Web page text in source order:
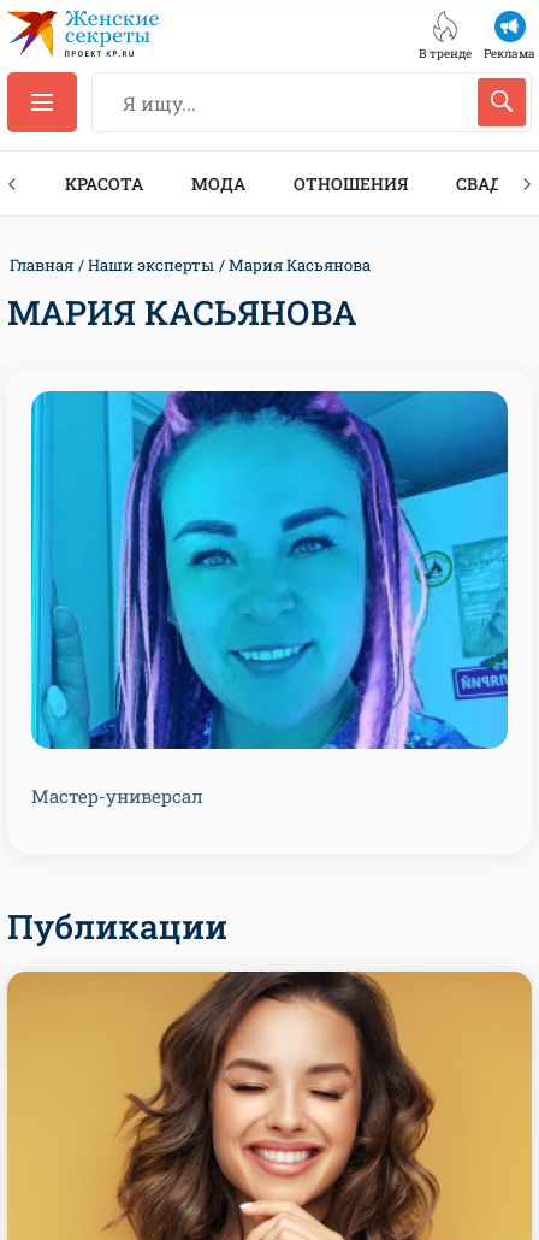
В тренде Реклама
КРАСОТА МОДА ОТНОШЕНИЯ СВАДЬБА
Главная Наши эксперты Мария Касьянова
МАРИЯ КАСЬЯНОВА
Мастер-универсал
Публикации